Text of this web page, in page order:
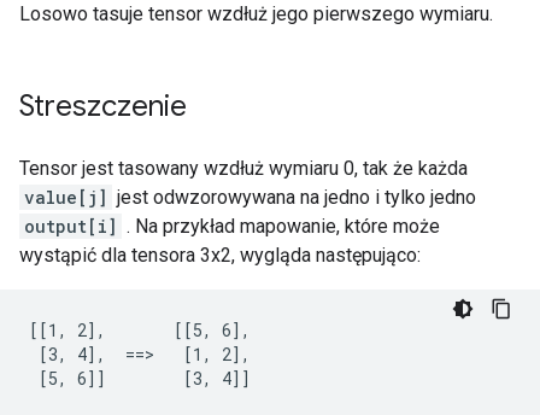
Losowo tasuje tensor wzdłuż jego pierwszego wymiaru.
Streszczenie
Tensor jest tasowany wzdłuż wymiaru 0, tak że każda
value[j] jest odwzorowywana na jedno i tylko jedno
output[i] . Na przykład mapowanie, które może
wystąpić dla tensora 3x2, wygląda następująco:
[[1, 2],       [[5, 6],
[3, 4],  ==>   [1, 2],
[5, 6]]        [3, 4]]